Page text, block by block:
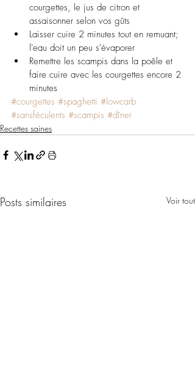
courgettes, le jus de citron et
assaisonner selon vos gûts
Laisser cuire 2 minutes tout en remuant;
l'eau doit un peu s'évaporer
Remettre les scampis dans la poêle et
faire cuire avec les courgettes encore 2
minutes
#courgettes #spaghetti #lowcarb
#sansféculents #scampis #dîner
Recettes saines
Posts similaires Voir tout